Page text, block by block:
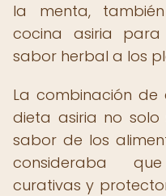
la menta,
cocina asiria
sabor herbal a los
La combinación de
dieta asiria no
sabor de los
consideraba
curativas y